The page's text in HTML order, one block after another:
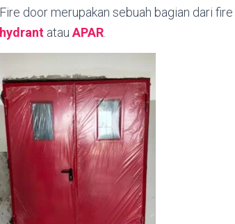
Fire door merupakan sebuah bagian dari
hydrant atau APAR